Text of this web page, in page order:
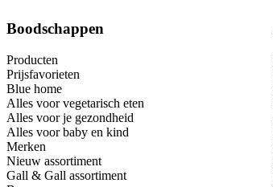
Boodschappen
Producten
Prijsfavorieten
Blue home
Alles voor vegetarisch eten
Alles voor je gezondheid
Alles voor baby en kind
Merken
Nieuw assortiment
Gall & Gall assortiment